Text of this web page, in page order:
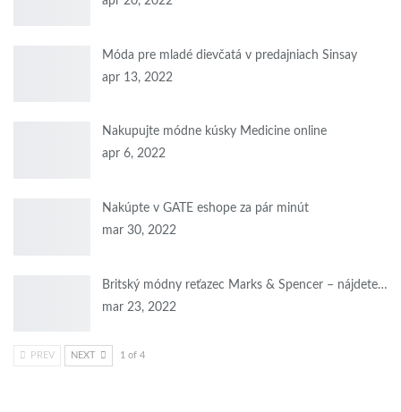
Móda pre mladé dievčatá v predajniach Sinsay
apr 13, 2022
Nakupujte módne kúsky Medicine online
apr 6, 2022
Nakúpte v GATE eshope za pár minút
mar 30, 2022
Britský módny reťazec Marks & Spencer – nájdete…
mar 23, 2022
PREV NEXT 1 of 4